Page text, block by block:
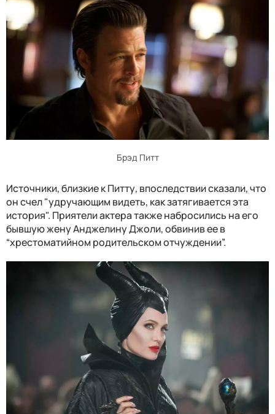
Брэд Питт
Источники, близкие к Питту, впоследствии сказали, что
он счел "удручающим видеть, как затягивается эта
история". Приятели актера также набросились на его
бывшую жену Анджелину Джоли, обвинив ее в
“хрестоматийном родительском отчуждении”.